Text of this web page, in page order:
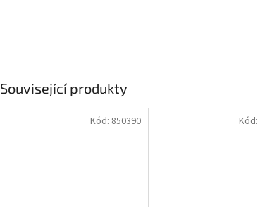
Související produkty
Kód: 850390 Kód: